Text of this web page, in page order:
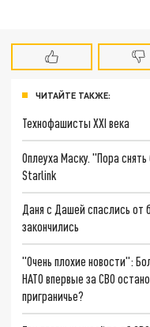
ЧИТАЙТЕ ТАКЖЕ:
Технофашисты XXI века
Оплеуха Маску. "Пора
Starlink
Даня с Дашей спаслись от
закончились
"Очень плохие новости":
НАТО впервые за СВО
приграничье?